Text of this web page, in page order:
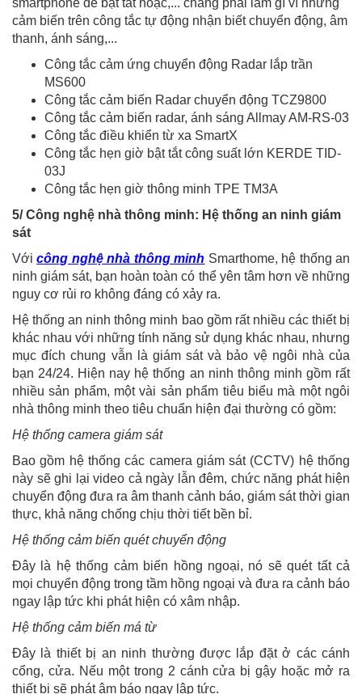
smartphone để bật tắt hoặc,... chẳng phải làm gì vì những
cảm biến trên công tắc tự động nhận biết chuyển động, âm
thanh, ánh sáng,...
Công tắc cảm ứng chuyển động Radar lắp trần
MS600
Công tắc cảm biến Radar chuyển động TCZ9800
Công tắc cảm biến radar, ánh sáng Allmay AM-RS-03
Công tắc điều khiển từ xa SmartX
Công tắc hẹn giờ bật tắt công suất lớn KERDE TID-
03J
Công tắc hẹn giờ thông minh TPE TM3A
5/ Công nghệ nhà thông minh: Hệ thống an ninh giám
sát
Vớicông nghệ nhà thông minh Smarthome, hệ thống an
ninh giám sát, bạn hoàn toàn có thể yên tâm hơn về những
nguy cơ rủi ro không đáng có xảy ra.
Hệ thống an ninh thông minh bao gồm rất nhiều các thiết bị
khác nhau với những tính năng sử dụng khác nhau, nhưng
mục đích chung vẫn là giám sát và bảo vệ ngôi nhà của
bạn 24/24. Hiện nay hệ thống an ninh thông minh gồm rất
nhiều sản phẩm, một vài sản phẩm tiêu biểu mà một ngôi
nhà thông minh theo tiêu chuẩn hiện đại thường có gồm:
Hệ thống camera giám sát
Bao gồm hệ thống các camera giám sát (CCTV) hệ thống
này sẽ ghi lại video cả ngày lẫn đêm, chức năng phát hiện
chuyển động đưa ra âm thanh cảnh báo, giám sát thời gian
thực, khả năng chống chịu thời tiết bền bỉ.
Hệ thống cảm biến quét chuyển động
Đây là hệ thống cảm biến hồng ngoại, nó sẽ quét tất cả
mọi chuyển động trong tầm hồng ngoại và đưa ra cảnh báo
ngay lập tức khi phát hiện có xâm nhập.
Hệ thống cảm biến má từ
Đây là thiết bị an ninh thường được lắp đặt ở các cánh
cổng, cửa. Nếu một trong 2 cánh cửa bị gậy hoặc mở ra
thiết bị sẽ phát âm báo ngay lập tức.